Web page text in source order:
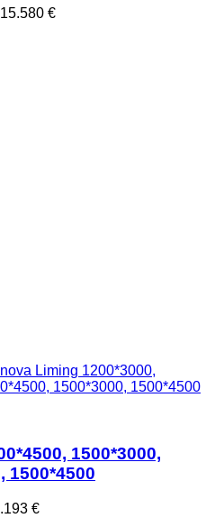
€
nova Liming 1200*3000,
1500*3000, 1500*4500
1500*3000,
1500*4500
€